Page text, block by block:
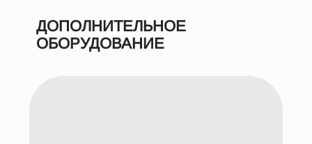
ДОПОЛНИТЕЛЬНОЕ
ОБОРУДОВАНИЕ